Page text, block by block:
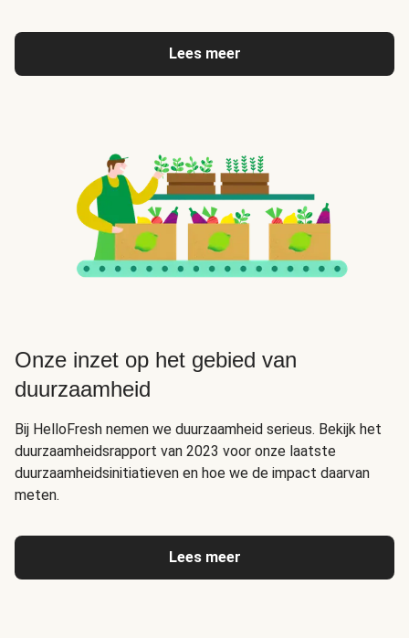
Lees meer
Onze inzet op het gebied van
duurzaamheid
Bij HelloFresh nemen we duurzaamheid serieus. Bekijk het
duurzaamheidsrapport van 2023 voor onze laatste
duurzaamheidsinitiatieven en hoe we de impact daarvan
meten.
Lees meer